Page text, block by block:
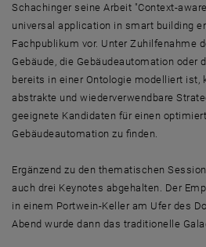
Schachinger seine Arbeit "Context-
universal application in smart building
Fachpublikum vor. Unter Zuhilfenahme
Gebäude, die Gebäudeautomation oder
bereits in einer Ontologie modelliert ist,
abstrakte und wiederverwendbare
geeignete Kandidaten für einen
Gebäudeautomation zu finden.
Ergänzend zu den thematischen
auch drei Keynotes abgehalten. Der
in einem Portwein-Keller am Ufer des
Abend wurde dann das traditionelle